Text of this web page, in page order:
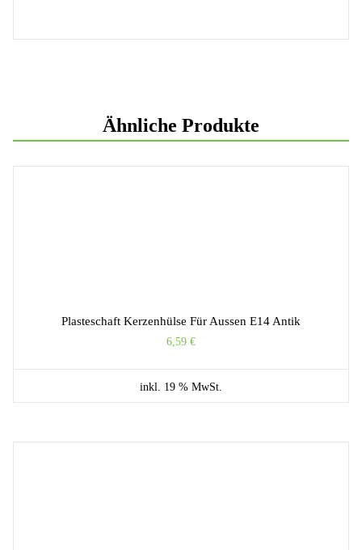
Ähnliche Produkte
Plasteschaft Kerzenhülse Für Aussen E14 Antik
6,59 €
inkl. 19 % MwSt.